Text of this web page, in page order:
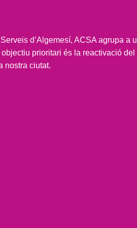
d’Algemesí, ACSA agrupa
prioritari és la reactivació
nostra ciutat.